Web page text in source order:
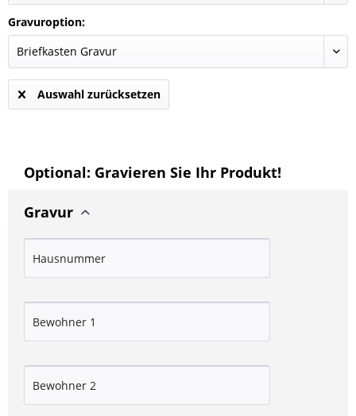
Gravuroption:
Auswahl zurücksetzen
Optional: Gravieren Sie Ihr Produkt!
Gravur